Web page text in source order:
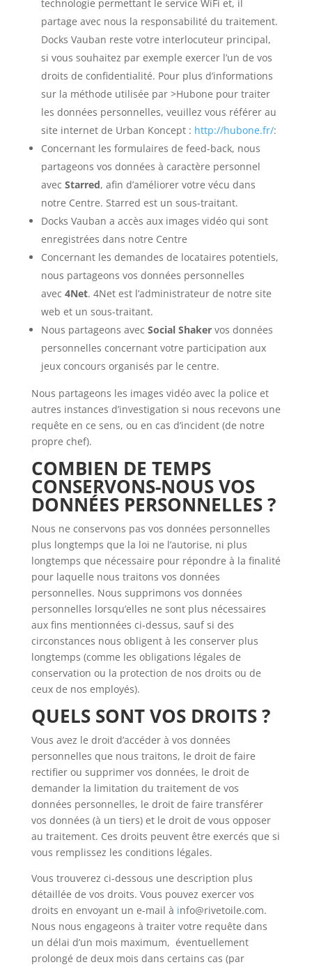
technologie permettant le service WiFi et, il
partage avec nous la responsabilité du traitement.
Docks Vauban reste votre interlocuteur principal,
si vous souhaitez par exemple exercer l’un de vos
droits de confidentialité. Pour plus d’informations
sur la méthode utilisée par >Hubone pour traiter
les données personnelles, veuillez vous référer au
site internet de Urban Koncept : http://hubone.fr/:
Concernant les formulaires de feed-back, nous
partageons vos données à caractère personnel
avec Starred, afin d’améliorer votre vécu dans
notre Centre. Starred est un sous-traitant.
Docks Vauban a accès aux images vidéo qui sont
enregistrées dans notre Centre
Concernant les demandes de locataires potentiels,
nous partageons vos données personnelles
avec 4Net. 4Net est l’administrateur de notre site
web et un sous-traitant.
Nous partageons avec Social Shakervos données
personnelles concernant votre participation aux
jeux concours organisés par le centre.
Nous partageons les images vidéo avec la police et
autres instances d’investigation si nous recevons une
requête en ce sens, ou en cas d’incident (de notre
propre chef).
COMBIEN DE TEMPS
CONSERVONS-NOUS VOS
DONNÉES PERSONNELLES ?
Nous ne conservons pas vos données personnelles
plus longtemps que la loi ne l’autorise, ni plus
longtemps que nécessaire pour répondre à la finalité
pour laquelle nous traitons vos données
personnelles. Nous supprimons vos données
personnelles lorsqu’elles ne sont plus nécessaires
aux fins mentionnées ci-dessus, sauf si des
circonstances nous obligent à les conserver plus
longtemps (comme les obligations légales de
conservation ou la protection de nos droits ou de
ceux de nos employés).
QUELS SONT VOS DROITS ?
Vous avez le droit d’accéder à vos données
personnelles que nous traitons, le droit de faire
rectifier ou supprimer vos données, le droit de
demander la limitation du traitement de vos
données personnelles, le droit de faire transférer
vos données (à un tiers) et le droit de vous opposer
au traitement. Ces droits peuvent être exercés que si
vous remplissez les conditions légales.
Vous trouverez ci-dessous une description plus
détaillée de vos droits. Vous pouvez exercer vos
droits en envoyant un e-mail à info@rivetoile.com.
Nous nous engageons à traiter votre requête dans
un délai d’un mois maximum, éventuellement
prolongé de deux mois dans certains cas (par